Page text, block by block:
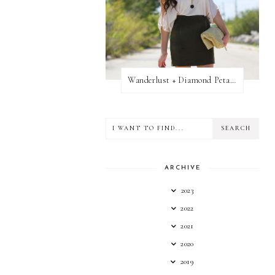
Wanderlust + Diamond Petal Giveaway
ARCHIVE
2023
2022
2021
2020
2019